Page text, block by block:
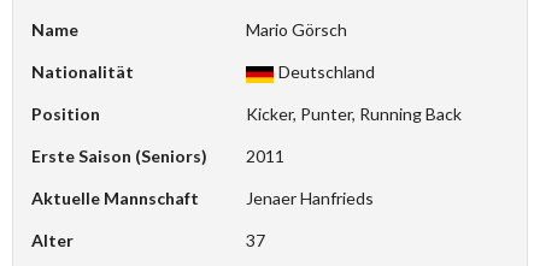
Name Mario Görsch
Nationalität Deutschland
Position Kicker, Punter, Running Back
Erste Saison (Seniors) 2011
Aktuelle Mannschaft Jenaer Hanfrieds
Alter 37